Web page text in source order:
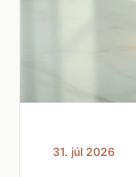
31. júl 2026